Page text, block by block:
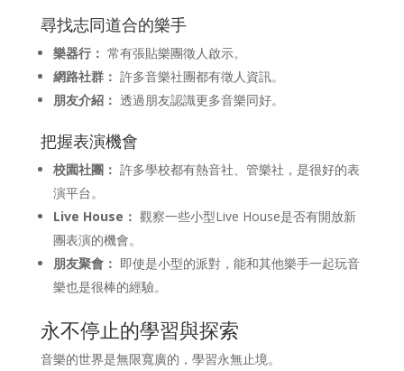
尋找志同道合的樂手
樂器行： 常有張貼樂團徵人啟示。
網路社群： 許多音樂社團都有徵人資訊。
朋友介紹： 透過朋友認識更多音樂同好。
把握表演機會
校園社團： 許多學校都有熱音社、管樂社，是很好的表
演平台。
Live House： 觀察一些小型Live House是否有開放新
團表演的機會。
朋友聚會： 即使是小型的派對，能和其他樂手一起玩音
樂也是很棒的經驗。
永不停止的學習與探索
音樂的世界是無限寬廣的，學習永無止境。